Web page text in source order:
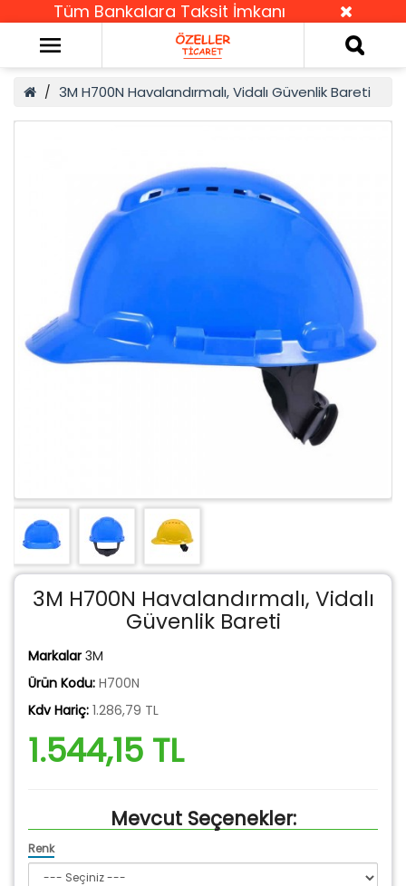
Tüm Bankalara Taksit İmkanı
3M H700N Havalandırmalı, Vidalı Güvenlik Bareti
3M H700N Havalandırmalı, Vidalı
Güvenlik Bareti
Markalar 3M
Ürün Kodu: H700N
Kdv Hariç: 1.286,79 TL
1.544,15 TL
Mevcut Seçenekler:
Renk